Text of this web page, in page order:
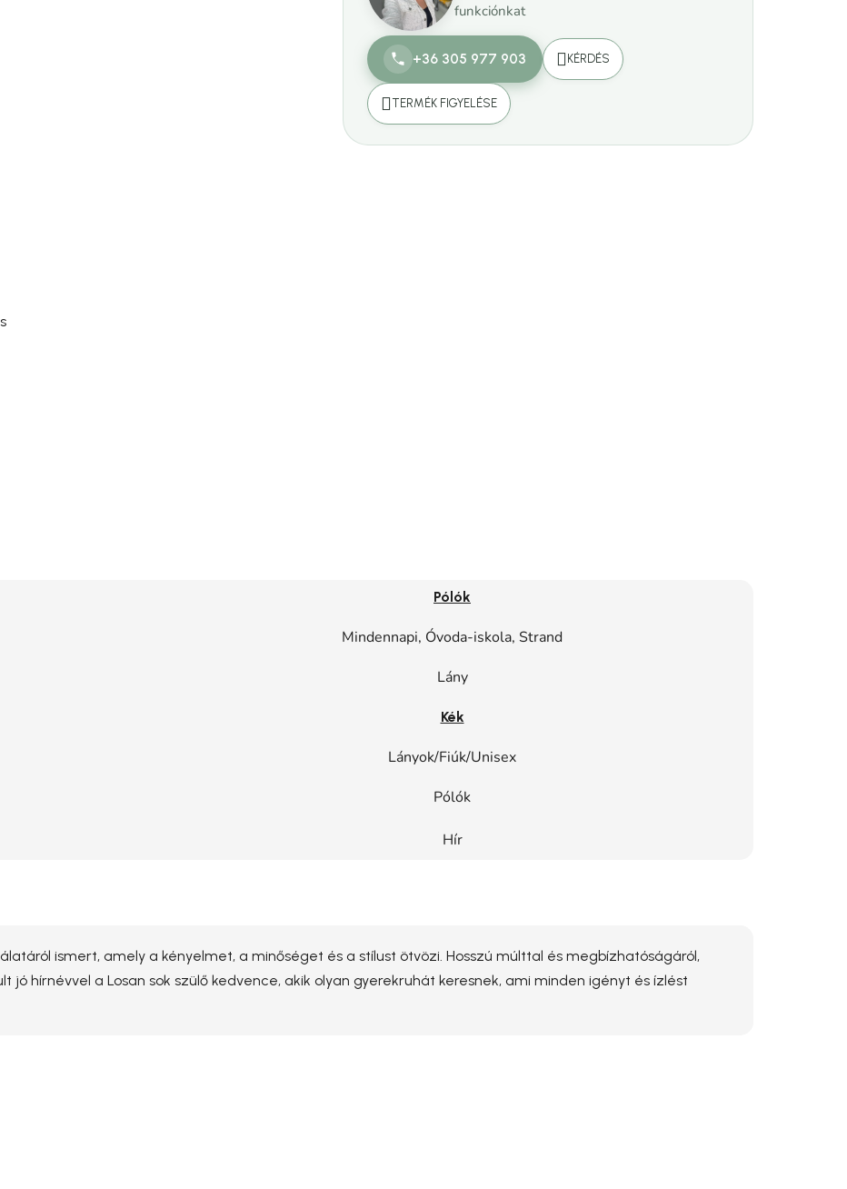
funkciónkat
+36 305 977 903 KÉRDÉS
TERMÉK FIGYELÉSE
Pólók
Mindennapi, Óvoda-iskola, Strand
Lány
Kék
Lányok/Fiúk/Unisex
Pólók
Hír
ismert, amely a kényelmet, a minőséget és a stílust ötvözi. Hosszú múlttal és megbízhatóságáról,
jó hírnévvel a Losan sok szülő kedvence, akik olyan gyerekruhát keresnek, ami minden igényt és ízlést